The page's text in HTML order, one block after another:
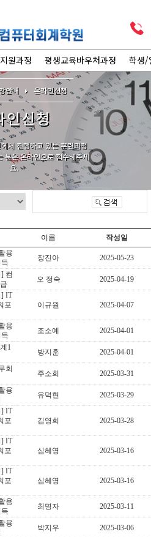
원과정 평생교육바우처과정 학생/
안내 온라인신청
인신청
서 진행하고 있는 훈련과정
분은 온라인으로 접수해주세
요.
이름 작성일
용
장진아 2025-05-23
컴
오 정숙 2025-04-19
] IT
포
이규원 2025-04-07
용
조소예 2025-04-01
1
방지훈 2025-04-01
회
주소희 2025-03-31
용
유덕현 2025-03-29
] IT
포
김영희 2025-03-28
] IT
포
심혜영 2025-03-16
] IT
포
심혜영 2025-03-16
용
최명자 2025-03-11
용
박지우 2025-03-06